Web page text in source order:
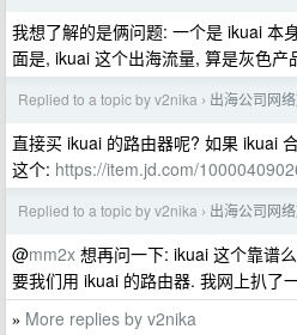
我想了解的是俩问题: 一个是 ikuai 本
面是, ikuai 这个出海流量, 算是灰色产
Replied to a topic by v2nika › 出海公司网
直接买 ikuai 的路由器呢? 如果 ikuai
这个: https://item.jd.com/
Replied to a topic by v2nika › 出海公司网
@mm2x 想再问一下: ikuai 这个靠谱
要我们用 ikuai 的路由器. 我网上扒了
» More replies by v2nika